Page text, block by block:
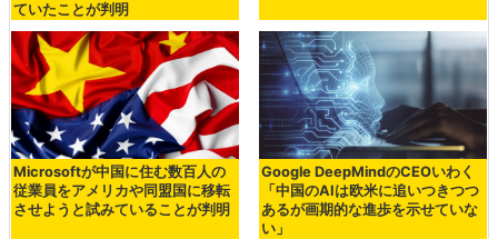
ていたことが判明
Microsoftが中国に住む数百人の
従業員をアメリカや同盟国に移転
させようと試みていることが判明
Google DeepMindのCEOいわく
「中国のAIは欧米に追いつきつつ
あるが画期的な進歩を示せていな
い」